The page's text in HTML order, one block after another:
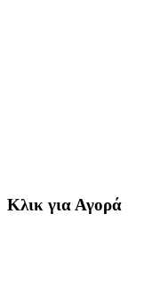
Κλικ για Αγορά